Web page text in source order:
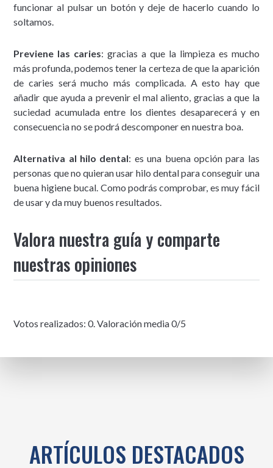
funcionar al pulsar un botón y deje de hacerlo cuando lo
soltamos.
Previene las caries: gracias a que la limpieza es mucho
más profunda, podemos tener la certeza de que la aparición
de caries será mucho más complicada. A esto hay que
añadir que ayuda a prevenir el mal aliento, gracias a que la
suciedad acumulada entre los dientes desaparecerá y en
consecuencia no se podrá descomponer en nuestra boa.
Alternativa al hilo dental: es una buena opción para las
personas que no quieran usar hilo dental para conseguir una
buena higiene bucal. Como podrás comprobar, es muy fácil
de usar y da muy buenos resultados.
Valora nuestra guía y comparte
nuestras opiniones
Votos realizados:0. Valoración media0/5
ARTÍCULOS DESTACADOS